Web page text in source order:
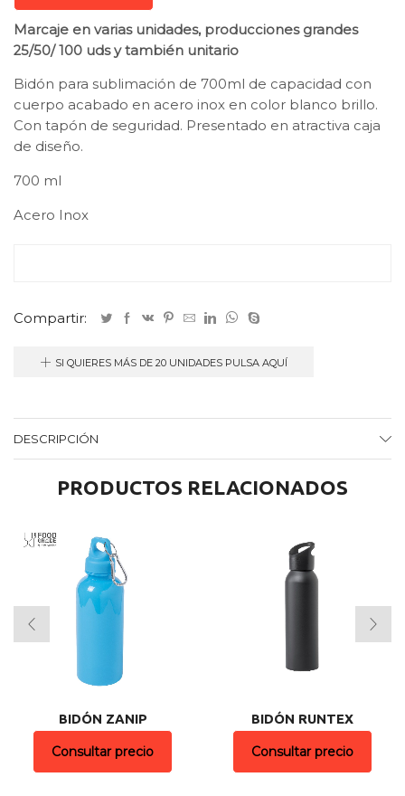
Marcaje en varias unidades, producciones grandes
25/50/ 100 uds y también unitario
Bidón para sublimación de 700ml de capacidad con
cuerpo acabado en acero inox en color blanco brillo.
Con tapón de seguridad. Presentado en atractiva caja
de diseño.
700 ml
Acero Inox
Compartir:
SI QUIERES MÁS DE 20 UNIDADES PULSA AQUÍ
DESCRIPCIÓN
PRODUCTOS RELACIONADOS
BIDÓN ZANIP
Consultar precio
BIDÓN RUNTEX
Consultar precio